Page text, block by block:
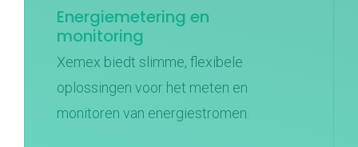
Energiemetering en
monitoring
Xemex biedt slimme, flexibele
oplossingen voor het meten en
monitoren van energiestromen.